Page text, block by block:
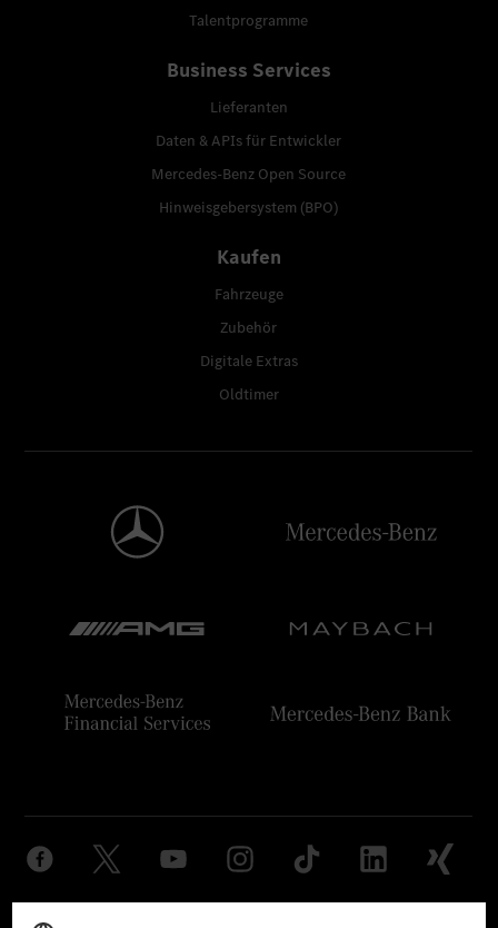
Talentprogramme
Business Services
Lieferanten
Daten & APIs für Entwickler
Mercedes-Benz Open Source
Hinweisgebersystem (BPO)
Kaufen
Fahrzeuge
Zubehör
Digitale Extras
Oldtimer